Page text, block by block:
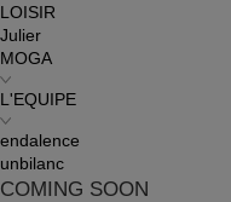
LOISIR
Julier
MOGA
L'EQUIPE
endalence
unbilanc
COMING SOON